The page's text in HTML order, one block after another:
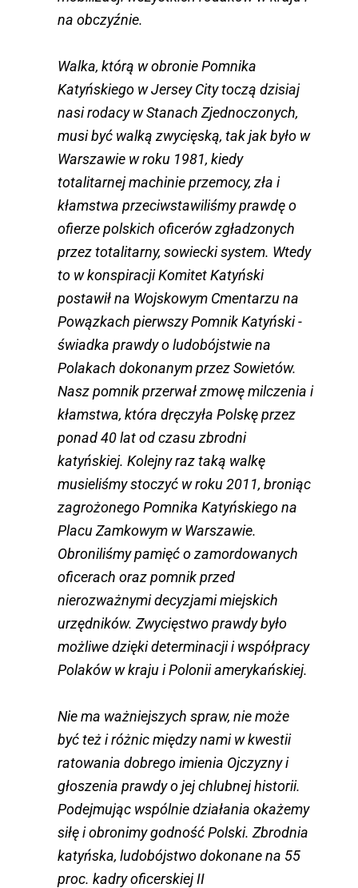
na obczyźnie.
Walka, którą w obronie Pomnika
Katyńskiego w Jersey City toczą dzisiaj
nasi rodacy w Stanach Zjednoczonych,
musi być walką zwycięską, tak jak było w
Warszawie w roku 1981, kiedy
totalitarnej machinie przemocy, zła i
kłamstwa przeciwstawiliśmy prawdę o
ofierze polskich oficerów zgładzonych
przez totalitarny, sowiecki system. Wtedy
to w konspiracji Komitet Katyński
postawił na Wojskowym Cmentarzu na
Powązkach pierwszy Pomnik Katyński -
świadka prawdy o ludobójstwie na
Polakach dokonanym przez Sowietów.
Nasz pomnik przerwał zmowę milczenia i
kłamstwa, która dręczyła Polskę przez
ponad 40 lat od czasu zbrodni
katyńskiej. Kolejny raz taką walkę
musieliśmy stoczyć w roku 2011, broniąc
zagrożonego Pomnika Katyńskiego na
Placu Zamkowym w Warszawie.
Obroniliśmy pamięć o zamordowanych
oficerach oraz pomnik przed
nierozważnymi decyzjami miejskich
urzędników. Zwycięstwo prawdy było
możliwe dzięki determinacji i współpracy
Polaków w kraju i Polonii amerykańskiej.
Nie ma ważniejszych spraw, nie może
być też i różnic między nami w kwestii
ratowania dobrego imienia Ojczyzny i
głoszenia prawdy o jej chlubnej historii.
Podejmując wspólnie działania okażemy
siłę i obronimy godność Polski. Zbrodnia
katyńska, ludobójstwo dokonane na 55
proc. kadry oficerskiej II